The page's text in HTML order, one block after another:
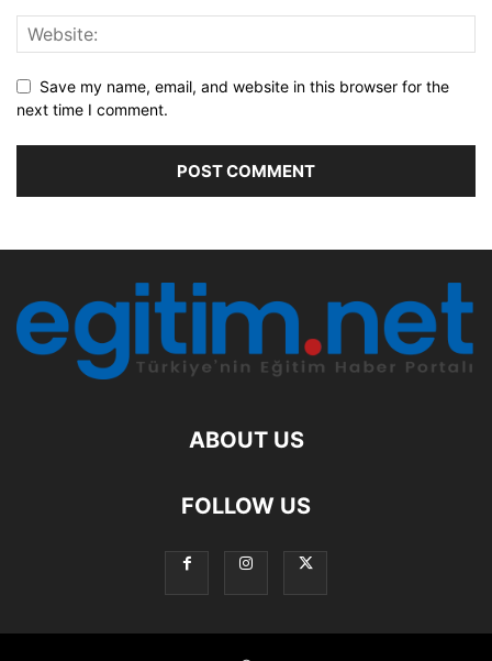
Save my name, email, and website in this browser for the
next time I comment.
ABOUT US
FOLLOW US